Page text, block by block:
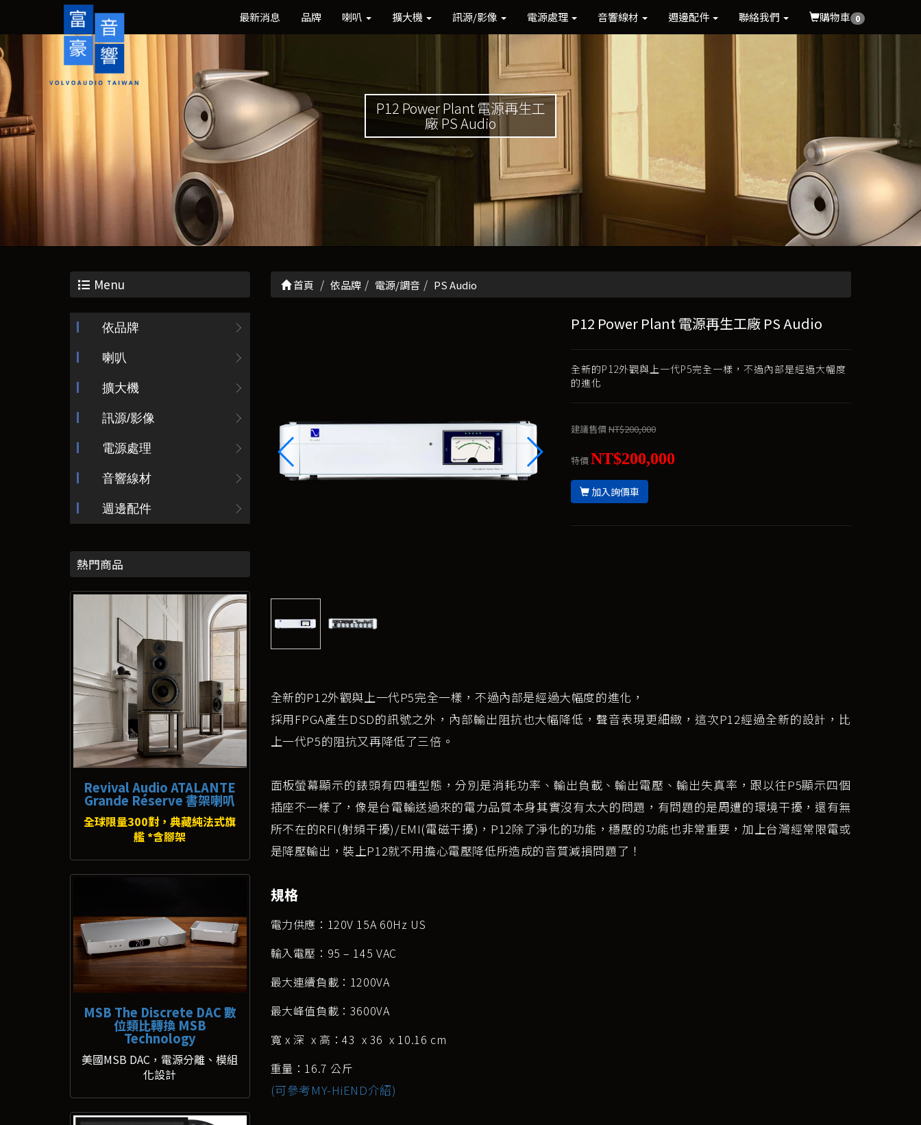
最新消息 品牌 喇叭 擴大機 訊源/影像 電源處理 音響線材 週邊配件 聯絡我們 購物車 0
P12 Power Plant 電源再生工
廠 PS Audio
Menu
依品牌
喇叭
擴大機
訊源/影像
電源處理
音響線材
週邊配件
熱門商品
Revival Audio ATALANTE
Grande Réserve 書架喇叭
全球限量300對，典藏純法式旗
艦 *含腳架
MSB The Discrete DAC 數
位類比轉換 MSB
Technology
美國MSB DAC，電源分離、模組
化設計
首頁 依品牌 電源/調音 PS Audio
P12 Power Plant 電源再生工廠 PS Audio
全新的P12外觀與上一代P5完全一樣，不過內部是經過大幅度
的進化
建議售價NT$200,000
特價NT$200,000
加入詢價車
全新的P12外觀與上一代P5完全一樣，不過內部是經過大幅度的進化，
採用FPGA產生DSD的訊號之外，內部輸出阻抗也大幅降低，聲音表現更細緻，這次P12經過全新的設計，比
上一代P5的阻抗又再降低了三倍。
面板螢幕顯示的錶頭有四種型態，分別是消耗功率、輸出負載、輸出電壓、輸出失真率，跟以往P5顯示四個
插座不一樣了，像是台電輸送過來的電力品質本身其實沒有太大的問題，有問題的是周遭的環境干擾，還有無
所不在的RFI(射頻干擾)/EMI(電磁干擾)，P12除了淨化的功能，穩壓的功能也非常重要，加上台灣經常限電或
是降壓輸出，裝上P12就不用擔心電壓降低所造成的音質減損問題了！
規格
電力供應：120V 15A 60Hz US
輸入電壓：95 – 145 VAC
最大連續負載：1200VA
最大峰值負載：3600VA
寬 x 深 x 高：43 x 36 x 10.16 cm
重量：16.7 公斤
(可參考MY-HiEND介紹)